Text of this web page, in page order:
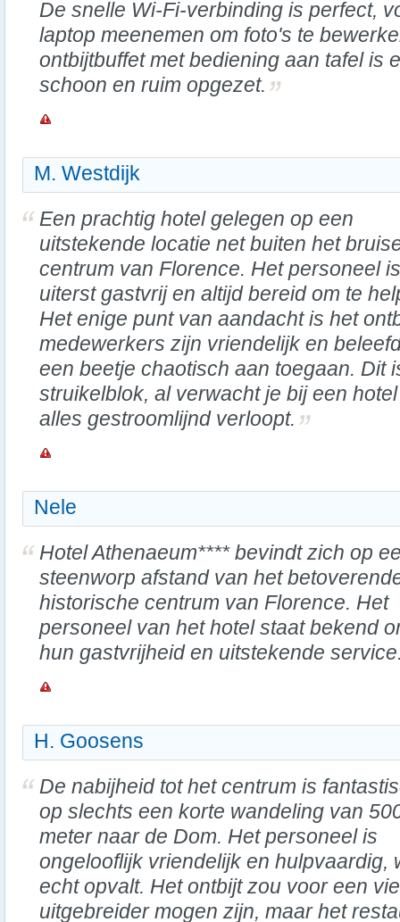
De snelle Wi-Fi-verbinding is perfect,
laptop meenemen om foto's te
ontbijtbuffet met bediening aan tafel is
schoon en ruim opgezet.
M. Westdijk
Een prachtig hotel gelegen op een
uitstekende locatie net buiten het
centrum van Florence. Het personeel is
uiterst gastvrij en altijd bereid om te
Het enige punt van aandacht is het
medewerkers zijn vriendelijk en
een beetje chaotisch aan toegaan. Dit
struikelblok, al verwacht je bij een
alles gestroomlijnd verloopt.
Nele
Hotel Athenaeum**** bevindt zich op
steenworp afstand van het
historische centrum van Florence. Het
personeel van het hotel staat bekend
hun gastvrijheid en uitstekende
H. Goosens
De nabijheid tot het centrum is
op slechts een korte wandeling van
meter naar de Dom. Het personeel is
ongelooflijk vriendelijk en hulpvaardig,
echt opvalt. Het ontbijt zou voor een
uitgebreider mogen zijn, maar het